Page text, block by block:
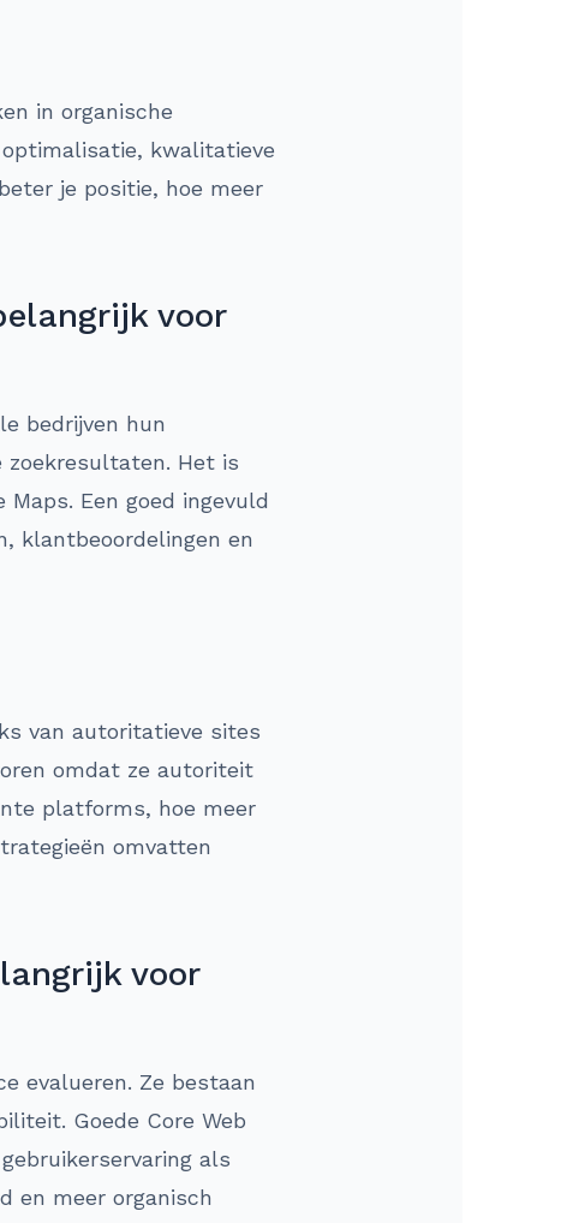
in organische
kwalitatieve
je positie, hoe meer
voor
bedrijven hun
zoekresultaten. Het is
Een goed ingevuld
klantbeoordelingen en
van autoritatieve sites
omdat ze autoriteit
platforms, hoe meer
omvatten
voor
evalueren. Ze bestaan
Goede Core Web
als
en meer organisch